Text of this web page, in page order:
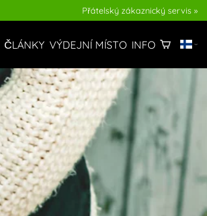
Přátelský zákaznický servis »
ČLÁNKY VÝDEJNÍ MÍSTO INFO